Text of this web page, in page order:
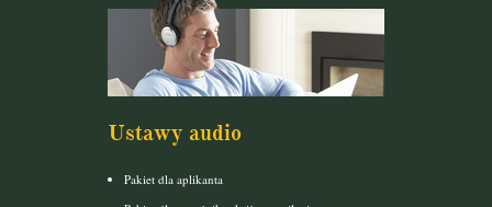
Ustawy audio
Pakiet dla aplikanta